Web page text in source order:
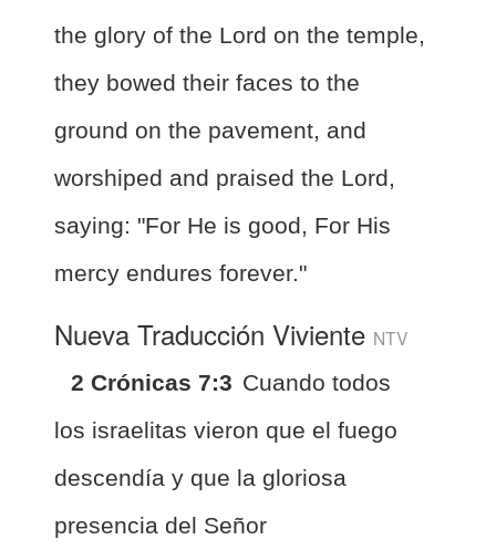
the glory of the Lord on the temple,
they bowed their faces to the
ground on the pavement, and
worshiped and praised the Lord,
saying: "For He is good, For His
mercy endures forever."
Nueva Traducción Viviente NTV
2 Crónicas 7:3 Cuando todos
los israelitas vieron que el fuego
descendía y que la gloriosa
presencia del Señor